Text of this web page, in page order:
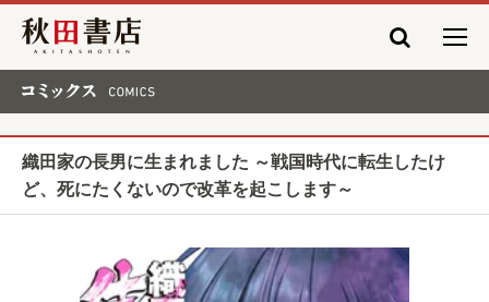
秋田書店
織田家の長男に生まれました ～戦国時代に転生したけ
ど、死にたくないので改革を起こします～